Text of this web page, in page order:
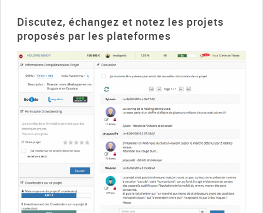
Discutez, échangez et notez les projets
proposés par les plateformes